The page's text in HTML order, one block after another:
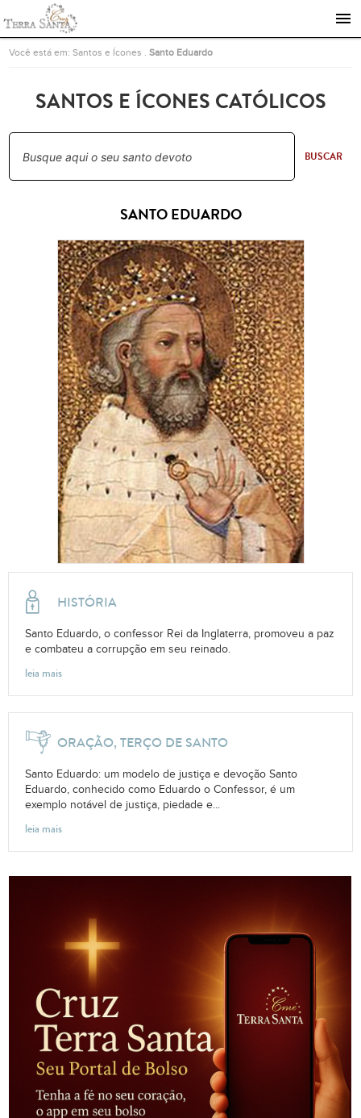
Ir para a página inicial
Você está em:Santos e Ícones .Santo Eduardo
SANTOS E ÍCONES CATÓLICOS
BUSCAR
SANTO EDUARDO
HISTÓRIA
Santo Eduardo, o confessor Rei da Inglaterra, promoveu a paz
e combateu a corrupção em seu reinado.
leia mais
ORAÇÃO, TERÇO DE SANTO
Santo Eduardo: um modelo de justiça e devoção Santo
Eduardo, conhecido como Eduardo o Confessor, é um
exemplo notável de justiça, piedade e...
leia mais